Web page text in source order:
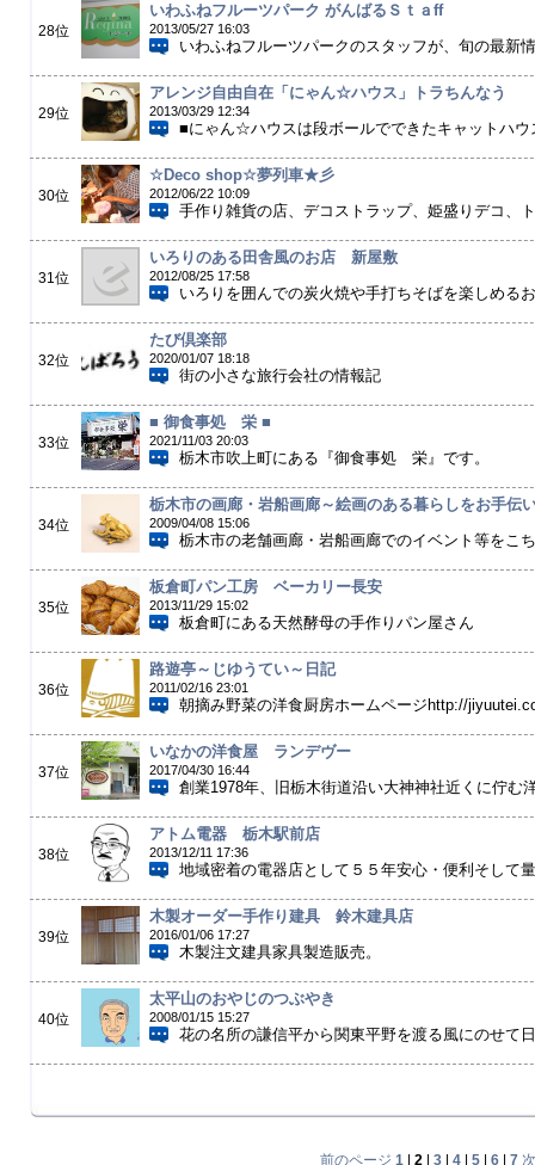
28位
いわふねフルーツパーク がんばるＳｔａff
2013/05/27 16:03
いわふねフルーツパークのスタッフが、旬の最新
29位
アレンジ自由自在「にゃん☆ハウス」トラちんなう
2013/03/29 12:34
■にゃん☆ハウスは段ボールでできたキャットハ
30位
☆Deco shop☆夢列車★彡
2012/06/22 10:09
手作り雑貨の店、デコストラップ、姫盛りデコ、
31位
いろりのある田舎風のお店 新屋敷
2012/08/25 17:58
いろりを囲んでの炭火焼や手打ちそばを楽しめる
32位
たび倶楽部
2020/01/07 18:18
街の小さな旅行会社の情報記
33位
■ 御食事処 栄 ■
2021/11/03 20:03
栃木市吹上町にある『御食事処 栄』です。
34位
栃木市の画廊・岩船画廊～絵画のある暮らしをお手伝
2009/04/08 15:06
栃木市の老舗画廊・岩船画廊でのイベント等をこ
35位
板倉町パン工房 ベーカリー長安
2013/11/29 15:02
板倉町にある天然酵母の手作りパン屋さん
36位
路遊亭～じゆうてい～日記
2011/02/16 23:01
朝摘み野菜の洋食厨房ホームページhttp://
37位
いなかの洋食屋 ランデヴー
2017/04/30 16:44
創業1978年、旧栃木街道沿い大神神社近くに佇む
38位
アトム電器 栃木駅前店
2013/12/11 17:36
地域密着の電器店として５５年安心・便利そして
39位
木製オーダー手作り建具 鈴木建具店
2016/01/06 17:27
木製注文建具家
40位
太平山のおやじのつぶやき
2008/01/15 15:27
花の名所の謙信平から関東平野を渡る風にのせて
前のページ 1 2 3 4 5 6 7